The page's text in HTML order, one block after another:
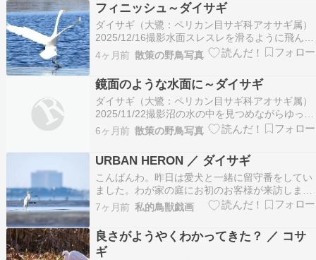
フィニッシュ～ダイサギ
ダイサギ（大鷺：ペリカン目サギ科アオサギ属）
2025/12/16撮影水面スレスレを滑るように飛んで
きたダイサギがゆっくりと旋回して着陸に備えて
足を伸ばす尾羽と大きな羽を広げてポーズをとる
ように静かに浅瀬に着水する綺麗なフィニッシュ
を見せてくれた撮影場所：多々良沼◇◇◇◇◇ご
訪問…
4ヶ月前 散策の野鳥写真
鏡面のような水面に～ダイサギ
ダイサギ（大鷺：ペリカン目サギ科アオサギ属）
2025/11/22撮影沼の水の中を見つめながらゆっく
りと前に進むダイサギ獲物の魚を探しているよう
だやや波立った鏡面のような水面にその姿を映し
て長い首を持ち上げて周囲を見回す撮影場所：
多々良沼◇◇◇◇◇ご訪問ありがとうございます
cli…
6ヶ月前 散策の野鳥写真
URBAN HERON ／ ダイサギ
こんばんわ。昨日は愛犬と一緒に留守番をしてい
ました。わが家の庭にお初のお客様が来訪しまし
た。なんとウグイスさんがやってきてくれまし
た！わたしの家の庭を縄張りにしているジョビ子
さんとバトルにならないと良いのですが…。昨日
はひよがやけにうるさいなぁと思っていたら、オ
ナガ様ご一行がわ…
7ヶ月前 私的鳥獣戯画
良さがようやくわかってきた？ ／ コサ
ギ